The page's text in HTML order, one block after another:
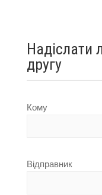
Надіслати
другу
Кому
Відправник